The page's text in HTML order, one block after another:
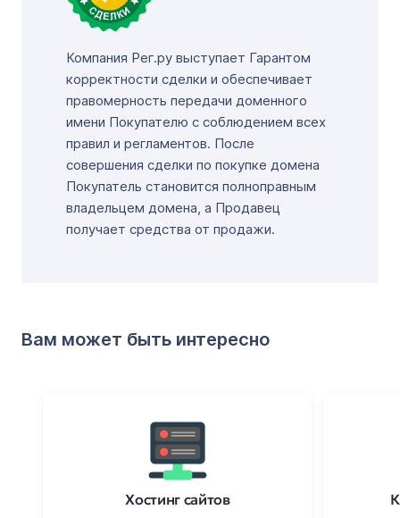
Компания Рег.ру выступает Гарантом
корректности сделки и обеспечивает
правомерность передачи доменного
имени Покупателю с соблюдением всех
правил и регламентов. После
совершения сделки по покупке домена
Покупатель становится полноправным
владельцем домена, а Продавец
получает средства от продажи.
Вам может быть интересно
Хостинг сайтов